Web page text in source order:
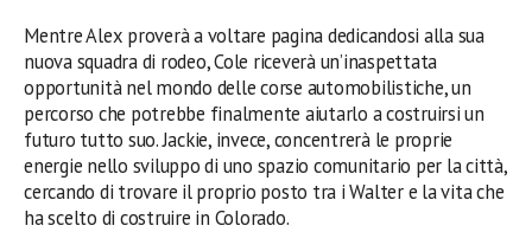
Mentre Alex proverà a voltare pagina dedicandosi alla sua
nuova squadra di rodeo, Cole riceverà un’inaspettata
opportunità nel mondo delle corse automobilistiche, un
percorso che potrebbe finalmente aiutarlo a costruirsi un
futuro tutto suo. Jackie, invece, concentrerà le proprie
energie nello sviluppo di uno spazio comunitario per la città,
cercando di trovare il proprio posto tra i Walter e la vita che
ha scelto di costruire in Colorado.